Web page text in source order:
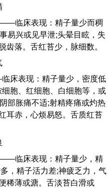
临床表现：精子量少而稠
易兴或见早泄;头晕目眩，失
齿落。舌红苔少，脉细数。
床表现：精子量少，密度低
胞、红细胞、白细胞等，或
部胀痛不适;射精疼痛或灼热
耳赤，心烦易怒。舌质红苔
临床表现：精子量少，精
，精子活力差;神疲乏力，气
稀薄或溏。舌淡苔白滑或